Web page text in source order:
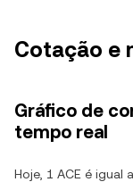
Cotação e
Gráfico de
tempo real
Hoje, 1 ACE é igual